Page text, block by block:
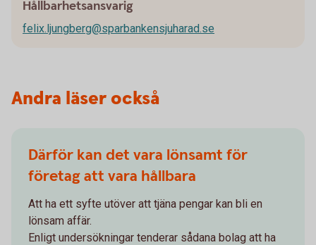
Hållbarhetsansvarig
felix.ljungberg@sparbankensjuharad.se
Andra läser också
Därför kan det vara lönsamt för
företag att vara hållbara
Att ha ett syfte utöver att tjäna pengar kan bli en
lönsam affär.
Enligt undersökningar tenderar sådana bolag att ha